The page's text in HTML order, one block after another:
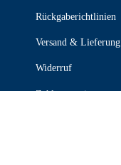
Rückgaberichtlinien
Versand & Lieferung
Widerruf
Zahlungsweisen